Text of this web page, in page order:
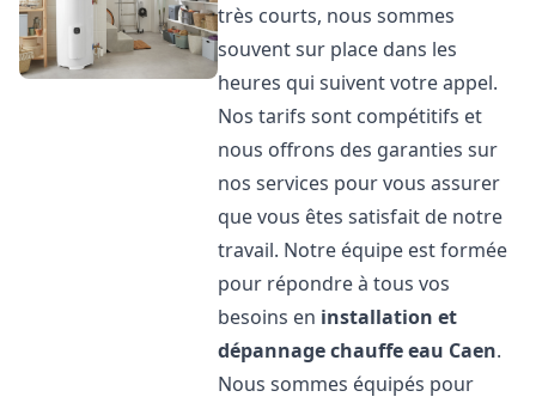
très courts, nous sommes
souvent sur place dans les
heures qui suivent votre appel.
Nos tarifs sont compétitifs et
nous offrons des garanties sur
nos services pour vous assurer
que vous êtes satisfait de notre
travail. Notre équipe est formée
pour répondre à tous vos
besoins en installation et
dépannage chauffe eau Caen.
Nous sommes équipés pour